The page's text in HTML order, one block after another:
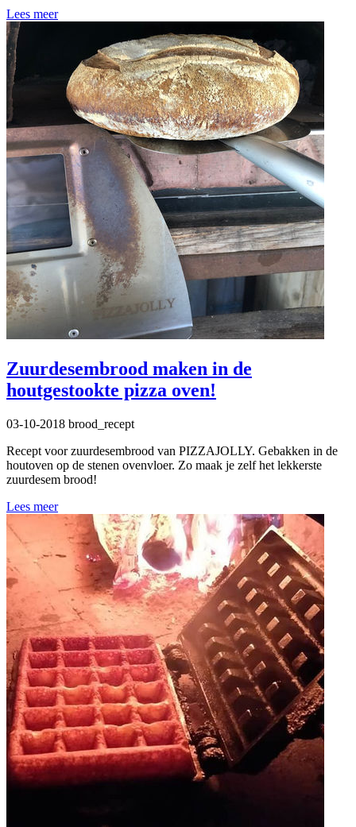
Lees meer
Zuurdesembrood maken in de
houtgestookte pizza oven!
03-10-2018 brood_recept
Recept voor zuurdesembrood van PIZZAJOLLY. Gebakken in de
houtoven op de stenen ovenvloer. Zo maak je zelf het lekkerste
zuurdesem brood!
Lees meer